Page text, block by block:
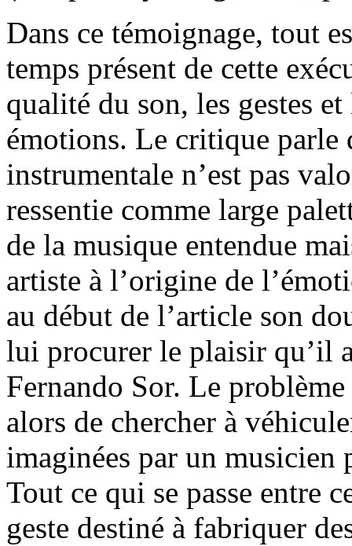
Dans ce témoignage, tout
temps présent de cette
qualité du son, les gestes
émotions. Le critique parle
instrumentale n’est pas
ressentie comme large
de la musique entendue
artiste à l’origine de
au début de l’article son
lui procurer le plaisir qu’il
Fernando Sor. Le
alors de chercher à
imaginées par un musicien
Tout ce qui se passe entre
geste destiné à fabriquer